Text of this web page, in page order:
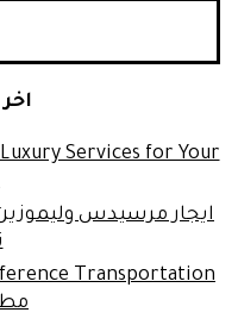
Services for Your
ايجار مرسيدس وليموزين